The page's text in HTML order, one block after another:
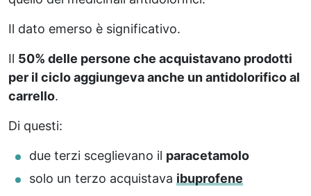
Il dato emerso è significativo.
Il 50% delle persone che acquistavano prodotti
per il ciclo aggiungeva anche un antidolorifico al
carrello.
Di questi:
due terzi sceglievano il paracetamolo
solo un terzo acquistava ibuprofene